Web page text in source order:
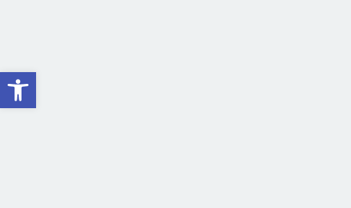
פתח